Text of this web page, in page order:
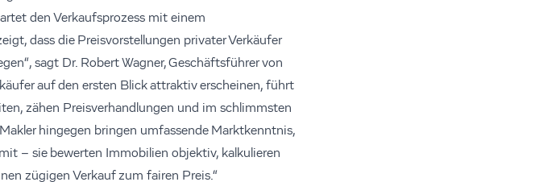
den Verkaufsprozess mit einem
dass die Preisvorstellungen privater Verkäufer
sagt Dr. Robert Wagner, Geschäftsführer von
auf den ersten Blick attraktiv erscheinen, führt
zähen Preisverhandlungen und im schlimmsten
hingegen bringen umfassende Marktkenntnis,
– sie bewerten Immobilien objektiv, kalkulieren
zügigen Verkauf zum fairen Preis.“